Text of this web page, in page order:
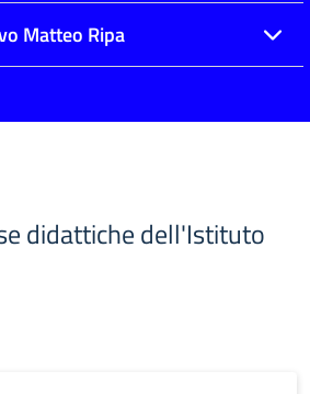
Matteo Ripa
didattiche dell'Istituto